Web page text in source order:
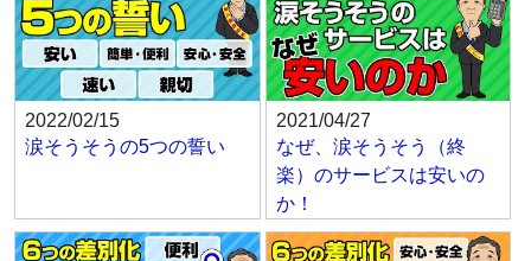
2022/02/15
涙そうそうの5つの誓い
2021/04/27
なぜ、涙そうそう（終
楽）のサービスは安いの
か！